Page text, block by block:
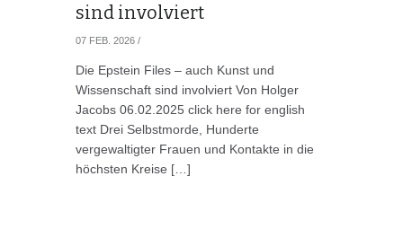
sind involviert
07 FEB. 2026 /
Die Epstein Files – auch Kunst und
Wissenschaft sind involviert Von Holger
Jacobs 06.02.2025 click here for english
text Drei Selbstmorde, Hunderte
vergewaltigter Frauen und Kontakte in die
höchsten Kreise […]